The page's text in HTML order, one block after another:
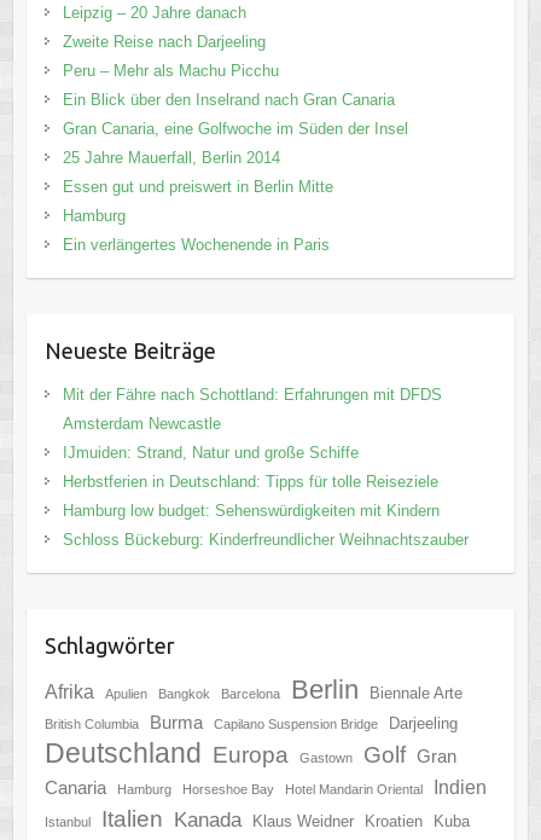
Leipzig – 20 Jahre danach
Zweite Reise nach Darjeeling
Peru – Mehr als Machu Picchu
Ein Blick über den Inselrand nach Gran Canaria
Gran Canaria, eine Golfwoche im Süden der Insel
25 Jahre Mauerfall, Berlin 2014
Essen gut und preiswert in Berlin Mitte
Hamburg
Ein verlängertes Wochenende in Paris
Neueste Beiträge
Mit der Fähre nach Schottland: Erfahrungen mit DFDS
Amsterdam Newcastle
IJmuiden: Strand, Natur und große Schiffe
Herbstferien in Deutschland: Tipps für tolle Reiseziele
Hamburg low budget: Sehenswürdigkeiten mit Kindern
Schloss Bückeburg: Kinderfreundlicher Weihnachtszauber
Schlagwörter
Afrika Apulien Bangkok Barcelona Berlin Biennale Arte
British Columbia Burma Capilano Suspension Bridge Darjeeling
Deutschland Europa Gastown Golf Gran
Canaria
Hamburg Horseshoe Bay Hotel Mandarin Oriental Indien
Istanbul Italien Kanada Klaus Weidner Kroatien Kuba